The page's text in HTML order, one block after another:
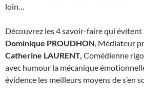
loin…
Découvrez les 4 savoir-faire qui évitent
Dominique PROUDHON, Médiateur
Catherine LAURENT, Comédienne
avec humour la mécanique
évidence les meilleurs moyens de s’en